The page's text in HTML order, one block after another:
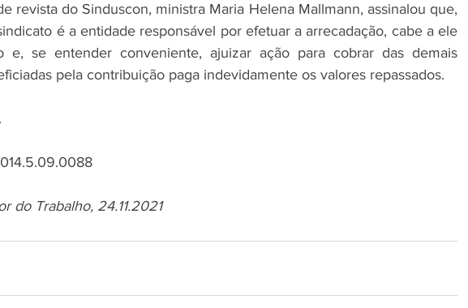
revista do Sinduscon, ministra Maria Helena Mallmann, assinalou que,
é a entidade responsável por efetuar a arrecadação, cabe a ele
e, se entender conveniente, ajuizar ação para cobrar das demais
pela contribuição paga indevidamente os valores repassados.
do Trabalho, 24.11.2021